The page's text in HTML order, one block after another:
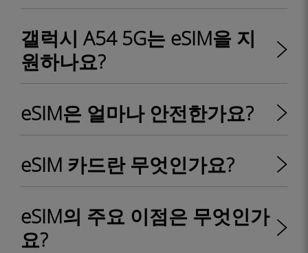
갤럭시 A54 5G는 eSIM을 지
원하나요?
eSIM은 얼마나 안전한가요?
eSIM 카드란 무엇인가요?
eSIM의 주요 이점은 무엇인가
요?